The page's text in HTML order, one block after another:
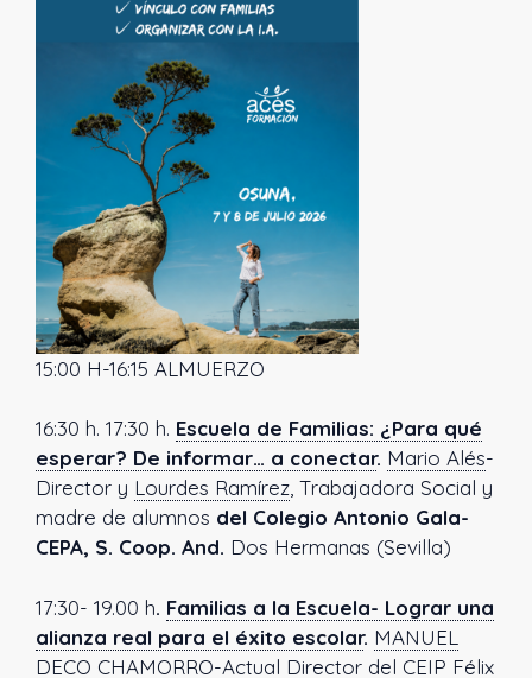
15:00 H-16:15 ALMUERZO
16:30 h. 17:30 h. Escuela de Familias: ¿Para qué
esperar? De informar… a conectar. Mario Alés-
Director y Lourdes Ramírez Trabajadora Social y
madre de alumnos del Colegio Antonio Gala-
CEPA, S. Coop. And. Dos Hermanas (Sevilla)
17:30- 19.00 h. Familias a la Escuela- Lograr una
alianza real para el éxito escolar. MANUEL
DECO CHAMORRO-Actual Director del CEIP Félix